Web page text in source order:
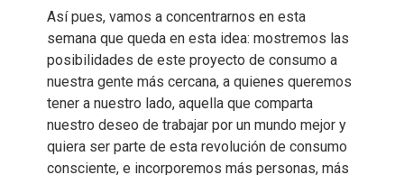
Así pues, vamos a concentrarnos en esta
semana que queda en esta idea: mostremos las
posibilidades de este proyecto de consumo a
nuestra gente más cercana, a quienes queremos
tener a nuestro lado, aquella que comparta
nuestro deseo de trabajar por un mundo mejor y
quiera ser parte de esta revolución de consumo
consciente, e incorporemos más personas, más